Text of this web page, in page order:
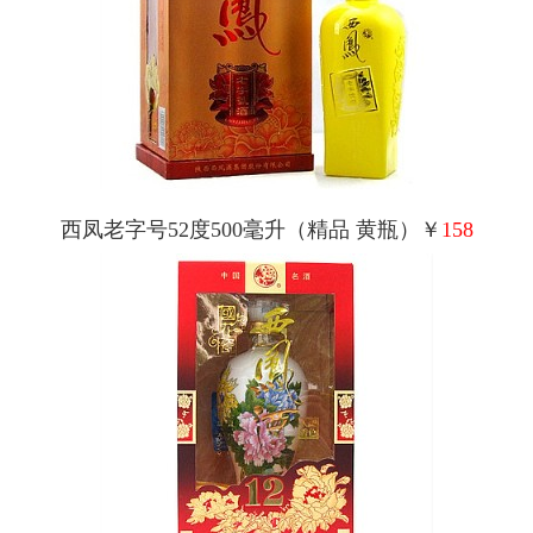
西凤老字号52度500毫升（精品 黄瓶）￥ 158